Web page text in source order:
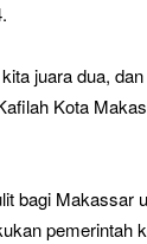
juara dua,
Kota
bagi Makassar
pemerintah